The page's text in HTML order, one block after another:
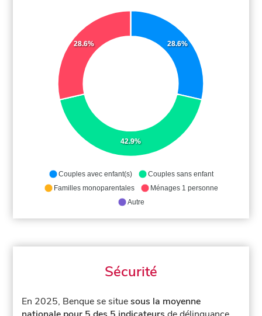
28.6%
42.9%
28.6%
Couples avec enfant(s)
Couples sans enfant
Familles monoparentales
Ménages 1 personne
Autre
Sécurité
En 2025, Benque se situesous la moyenne